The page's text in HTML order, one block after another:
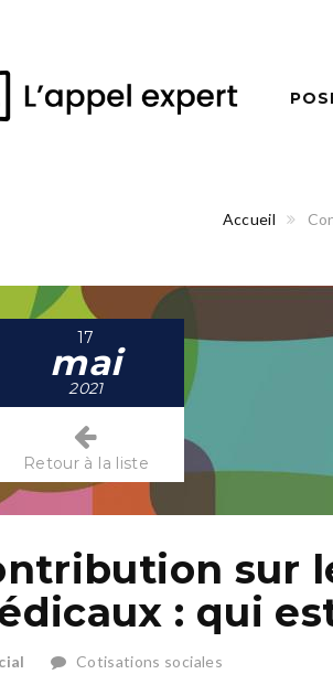
Accueil
17
mai
2021
Retour à la liste
sur
: qui
Cotisations sociales